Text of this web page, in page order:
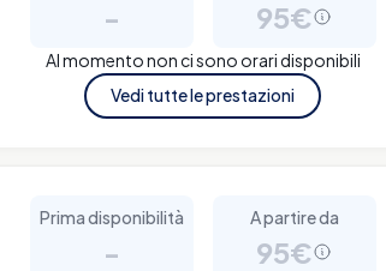
- 95€
Al momento non ci sono orari disponibili
Vedi tutte le prestazioni
Prima disponibilità
-
A partire da
95€